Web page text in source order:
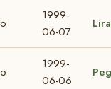
1999-
06-07
1999-
06-06